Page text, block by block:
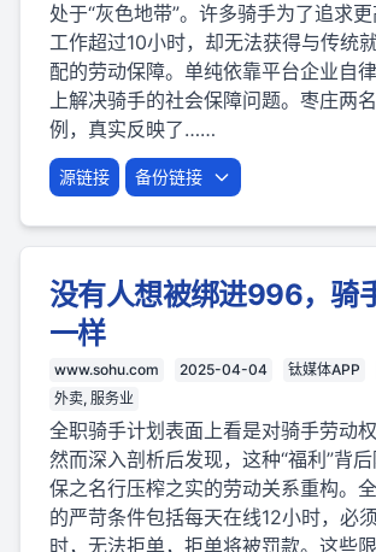
处于“灰色地带”。许多骑手为了追求
工作超过10小时，却无法获得与传统
配的劳动保障。单纯依靠平台企业自
上解决骑手的社会保障问题。枣庄两
例，真实反映了……
源链接 备份链接
没有人想被绑进996，骑
一样
www.sohu.com 2025-04-04 钛媒体APP
外卖, 服务业
全职骑手计划表面上看是对骑手劳动权
然而深入剖析后发现，这种“福利”背
保之名行压榨之实的劳动关系重构。
的严苛条件包括每天在线12小时，必
时，无法拒单，拒单将被罚款。这些